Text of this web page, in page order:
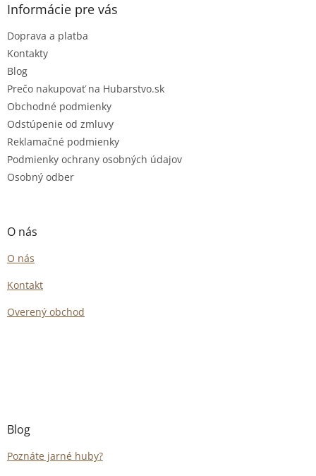
Informácie pre vás
Doprava a platba
Kontakty
Blog
Prečo nakupovať na Hubarstvo.sk
Obchodné podmienky
Odstúpenie od zmluvy
Reklamačné podmienky
Podmienky ochrany osobných údajov
Osobný odber
O nás
O nás
Kontakt
Overený obchod
Blog
Poznáte jarné huby?